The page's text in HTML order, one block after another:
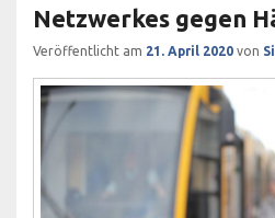
Netzwerkes gegen
Veröffentlicht am 21. April 2020 von